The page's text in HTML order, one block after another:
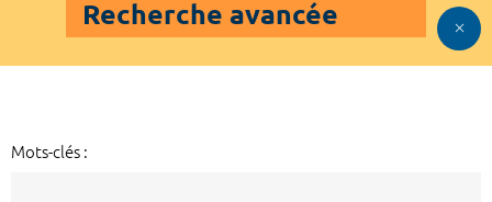
Recherche avancée
Mots-clés :